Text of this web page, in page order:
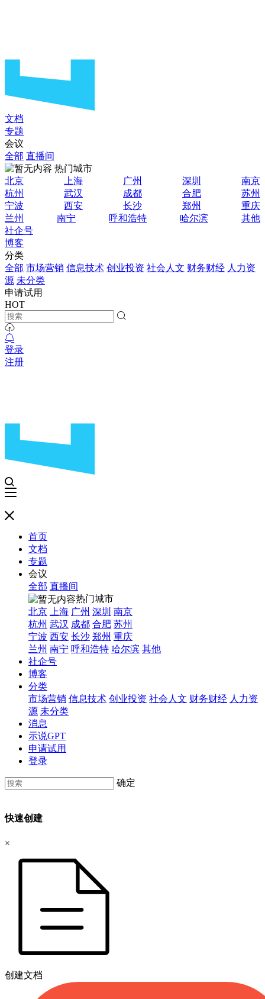
文档
专题
会议
全部 直播间
热门城市
北京
上海 广州 深圳
南京
杭州
武汉 成都 合肥
苏州
宁波
西安 长沙 郑州
重庆
兰州
南宁 呼和浩特 哈尔滨
其他
社企号
博客
分类
全部 市场营销 信息技术 创业投资 社会人文 财务财经 人力资
源 未分类
申请试用
HOT
登录
注册
首页
文档
专题
会议
全部 直播间
热门城市
北京
上海 广州 深圳 南京
杭州 武汉 成都 合肥 苏州
宁波 西安 长沙 郑州 重庆
兰州 南宁 呼和浩特 哈尔滨 其他
社企号
博客
分类
市场营销 信息技术 创业投资 社会人文 财务财经 人力资
源 未分类
消息
示说GPT
申请试用
登录
确定
快速创建
×
创建文档